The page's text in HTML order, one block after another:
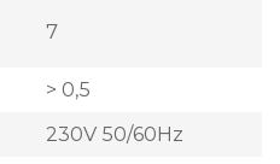
7
> 0,5
230V 50/60Hz